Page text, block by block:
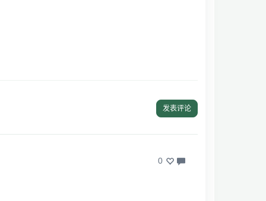
发表评论
0